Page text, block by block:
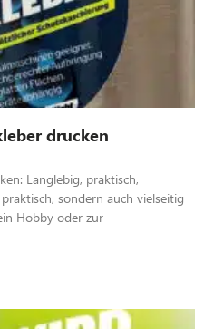
drucken
Langlebig, praktisch,
sondern auch vielseitig
Hobby oder zur